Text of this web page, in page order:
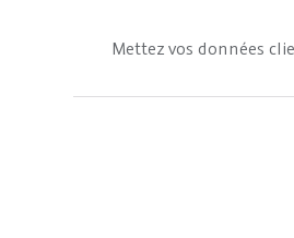
Mettez vos données